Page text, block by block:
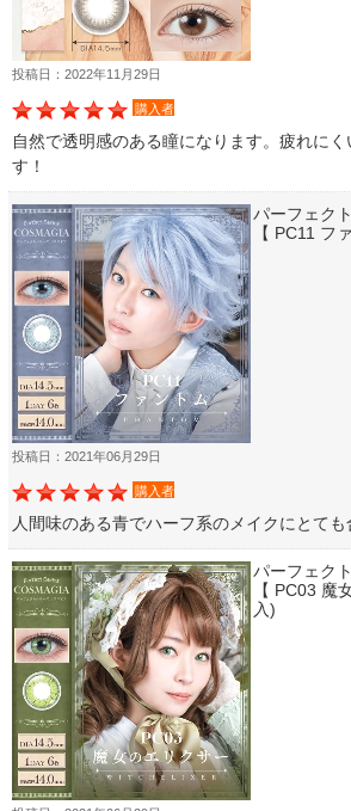
投稿日：2022年11月29日
購入者
自然で透明感のある瞳になります。疲れにく
す！
パーフェク
【 PC11 フ
投稿日：2021年06月29日
購入者
人間味のある青でハーフ系のメイクにとても
パーフェク
【 PC03 魔
入)